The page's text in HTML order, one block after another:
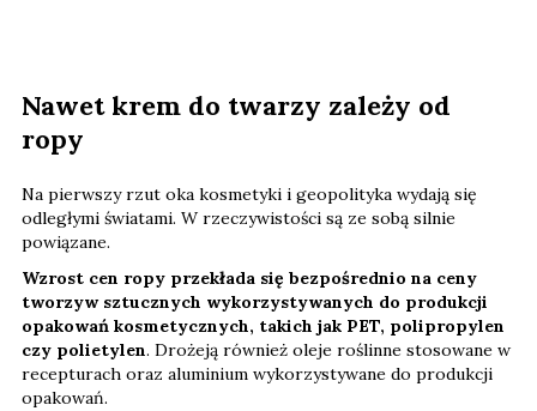
Nawet krem do twarzy zależy od
ropy
Na pierwszy rzut oka kosmetyki i geopolityka wydają się
odległymi światami. W rzeczywistości są ze sobą silnie
powiązane.
Wzrost cen ropy przekłada się bezpośrednio na ceny
tworzyw sztucznych wykorzystywanych do produkcji
opakowań kosmetycznych, takich jak PET, polipropylen
czy polietylen. Drożeją również oleje roślinne stosowane w
recepturach oraz aluminium wykorzystywane do produkcji
opakowań.